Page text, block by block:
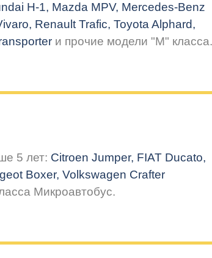
H-1, Mazda MPV, Mercedes-Benz
, Renault Trafic, Toyota Alphard,
и прочие модели "М" класса.
5 лет: Citroen Jumper, FIAT Ducato,
Boxer, Volkswagen Crafter
Микроавтобус.